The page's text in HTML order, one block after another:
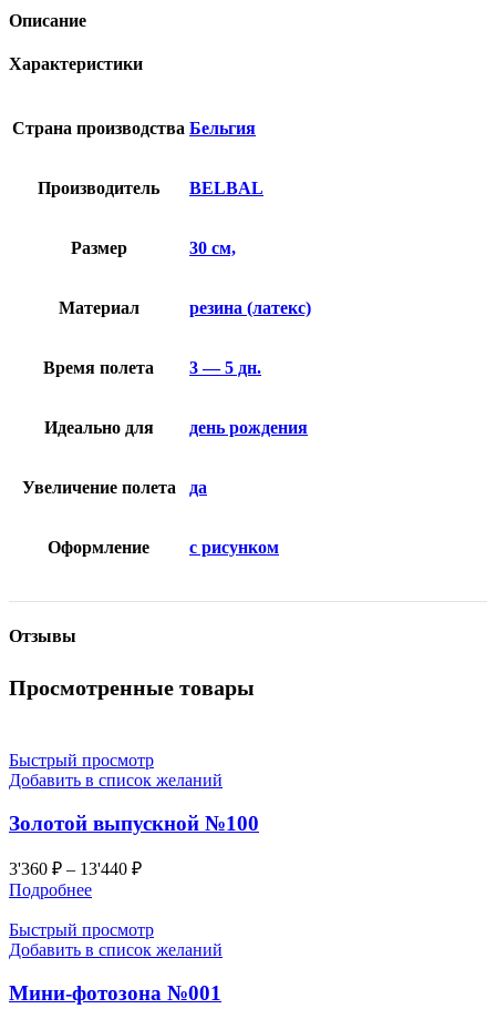
Описание
Характеристики
Страна производства Бельгия
Производитель BELBAL
Размер 30 см,
Материал резина (латекс)
Время полета 3 — 5 дн.
Идеально для день рождения
Увеличение полета да
Оформление с рисунком
Отзывы
Просмотренные товары
Быстрый просмотр
Добавить в список желаний
Золотой выпускной №100
3'360 ₽ – 13'440 ₽
Подробнее
Быстрый просмотр
Добавить в список желаний
Мини-фотозона №001